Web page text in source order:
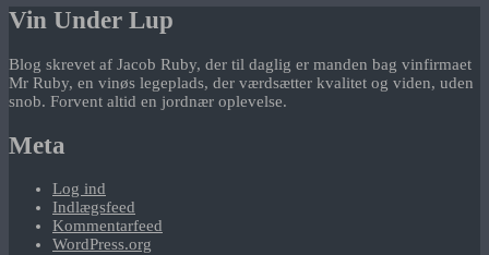
Vin Under Lup
Blog skrevet af Jacob Ruby, der til daglig er manden bag vinfirmaet
Mr Ruby, en vinøs legeplads, der værdsætter kvalitet og viden, uden
snob. Forvent altid en jordnær oplevelse.
Meta
Log ind
Indlægsfeed
Kommentarfeed
WordPress.org